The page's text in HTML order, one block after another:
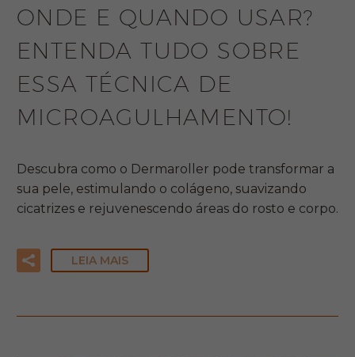
ONDE E QUANDO USAR?
ENTENDA TUDO SOBRE
ESSA TÉCNICA DE
MICROAGULHAMENTO!
Descubra como o Dermaroller pode transformar a
sua pele, estimulando o colágeno, suavizando
cicatrizes e rejuvenescendo áreas do rosto e corpo.
LEIA MAIS